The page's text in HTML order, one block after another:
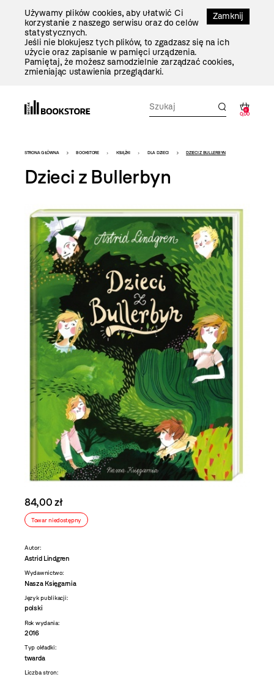
Zamknij
Używamy plików cookies, aby ułatwić Ci
korzystanie z naszego serwisu oraz do celów
statystycznych.
Jeśli nie blokujesz tych plików, to zgadzasz się na ich
użycie oraz zapisanie w pamięci urządzenia.
Pamiętaj, że możesz samodzielnie zarządzać cookies,
zmieniając ustawienia przeglądarki.
0
0,00
Bookstore
-
szablon
szczegóły
STRONA GŁÓWNA BOOKSTORE KSIĄŻKI DLA DZIECI DZIECI Z BULLERBYN
Dzieci z Bullerbyn
84,00 zł
Towar niedostępny
Autor:
Astrid Lindgren
Wydawnictwo:
Nasza Księgarnia
Język publikacji:
polski
Rok wydania:
2016
Typ okładki:
twarda
Liczba stron: